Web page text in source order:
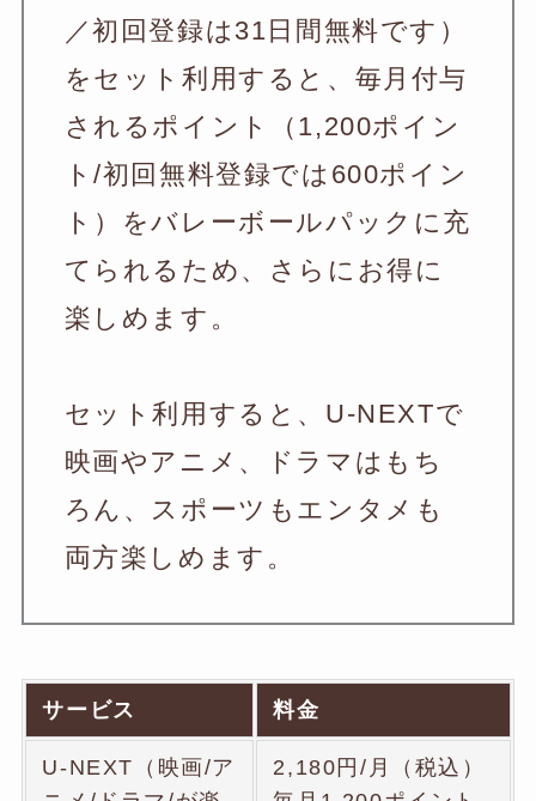
／初回登録は31日間無料です）
をセット利用すると、毎月付与
されるポイント（1,200ポイン
ト/初回無料登録では600ポイン
ト）をバレーボールパックに充
てられるため、さらにお得に
楽しめます。
セット利用すると、U-NEXTで
映画やアニメ、ドラマはもち
ろん、スポーツもエンタメも
両方楽しめます。
サービス 料金
U-NEXT（映画/ア
2,180円/月（税込）